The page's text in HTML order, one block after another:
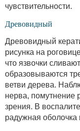
чувствительности.
Древовидный
Древовидный
рисунка на
что язвочки
образовываются
ветви дерева.
нерва, помутнение
зрения. В
радужная оболочка